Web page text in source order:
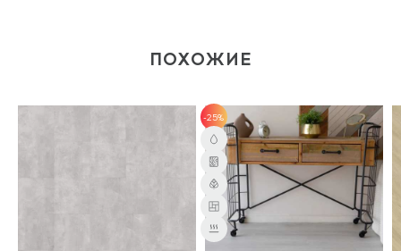
ПОХОЖИЕ
-25%